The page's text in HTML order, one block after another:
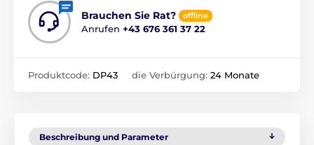
Brauchen Sie Rat? offline
Anrufen +43 676 361 37 22
Produktcode: DP43 die Verbürgung: 24 Monate
Beschreibung und Parameter